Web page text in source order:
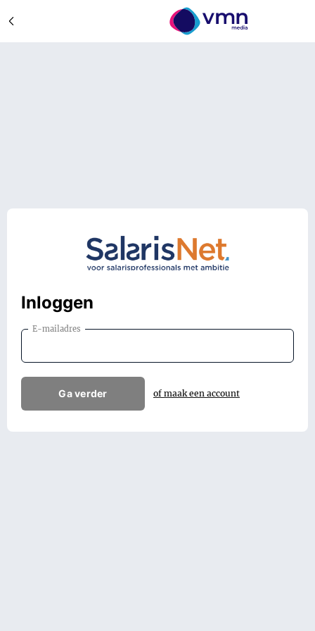
Inloggen
E-mailadres
Ga verder of maak een account